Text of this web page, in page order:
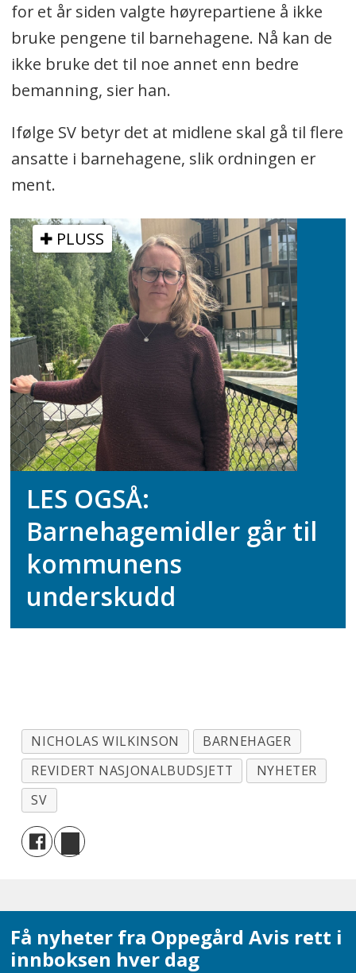
for et år siden valgte høyrepartiene å ikke
bruke pengene til barnehagene. Nå kan de
ikke bruke det til noe annet enn bedre
bemanning, sier han.
Ifølge SV betyr det at midlene skal gå til flere
ansatte i barnehagene, slik ordningen er
ment.
PLUSS
LES OGSÅ:
Barnehagemidler går til
kommunens
underskudd
NICHOLAS WILKINSON
BARNEHAGER
REVIDERT NASJONALBUDSJETT
NYHETER
SV
Få nyheter fra Oppegård Avis rett i
innboksen hver dag